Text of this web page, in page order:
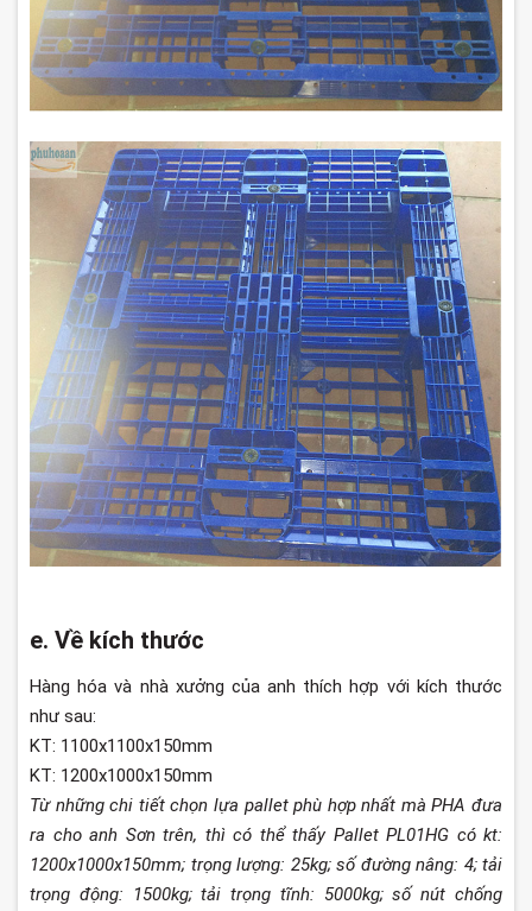
e. Về kích thước
Hàng hóa và nhà xưởng của anh thích hợp với kích thước
như sau:
KT: 1100x1100x150mm
KT: 1200x1000x150mm
Từ những chi tiết chọn lựa pallet phù hợp nhất mà PHA đưa
ra cho anh Sơn trên, thì có thể thấy Pallet PL01HG có kt:
1200x1000x150mm; trọng lượng: 25kg; số đường nâng: 4; tải
trọng động: 1500kg; tải trọng tĩnh: 5000kg; số nút chống